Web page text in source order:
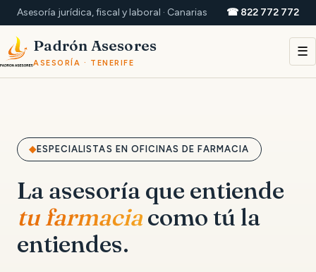
Asesoría jurídica, fiscal y laboral · Canarias ☎ 822 772 772
Padrón Asesores
ASESORÍA · TENERIFE
☰
ESPECIALISTAS EN OFICINAS DE FARMACIA
La asesoría que entiende
tu farmaciacomo tú la
entiendes.